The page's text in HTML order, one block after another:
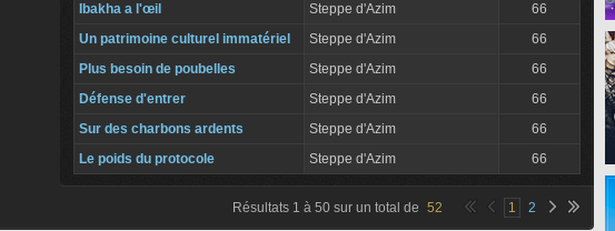
Ibakha a l'œil
Steppe d'Azim
66
Un patrimoine culturel immatériel
Steppe d'Azim
66
Plus besoin de poubelles
Steppe d'Azim
66
Défense d'entrer
Steppe d'Azim
66
Sur des charbons ardents
Steppe d'Azim
66
Le poids du protocole
Steppe d'Azim 66
Résultats 1 à 50 sur un total de 52 1 2